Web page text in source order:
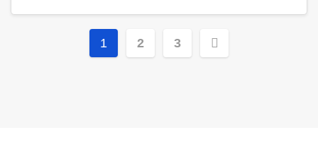
Posts
1 2 3